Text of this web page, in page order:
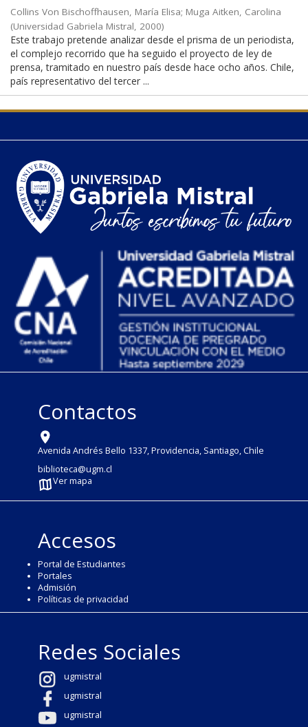
Collins Von Bischoffhausen, María Elisa; Muga Aitken, Carolina
(Universidad Gabriela Mistral, 2000)
Este trabajo pretende analizar desde el prisma de un periodista,
el complejo recorrido que ha seguido el proyecto de ley de
prensa, tramitado en nuestro país desde hace ocho años. Chile,
país representativo del tercer ...
Contactos
Avenida Andrés Bello 1337, Providencia, Santiago, Chile
biblioteca@ugm.cl
Ver mapa
Accesos
Portal de Estudiantes
Portales
Admisión
Políticas de privacidad
Redes Sociales
ugmistral
ugmistral
ugmistral